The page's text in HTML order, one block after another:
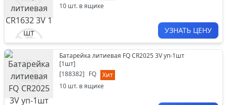
10 шт. в ящике
УЗНАТЬ ЦЕНУ
Батарейка литиевая FQ CR2025 3V уп-1шт
[1шт]
[188382] FQ
Хит
10 шт. в ящике